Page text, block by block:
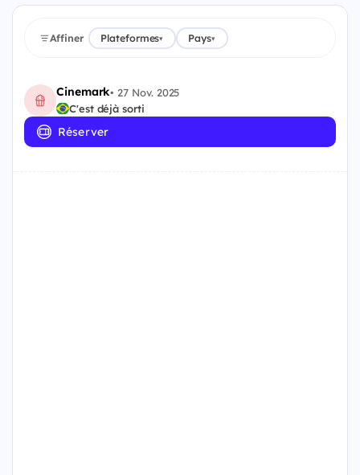
Affiner Plateformes▾ Pays▾
Cinemark• 27 Nov. 2025
C'est déjà sorti
Réserver